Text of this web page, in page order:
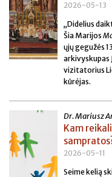
2026-05-13
„Didelius
Šia Marijos
ųjų gegužės
arkivyskupas
vizitatorius
kūrėjas.
Dr. Mariusz
Kam
2026-05-11
Seime kelią